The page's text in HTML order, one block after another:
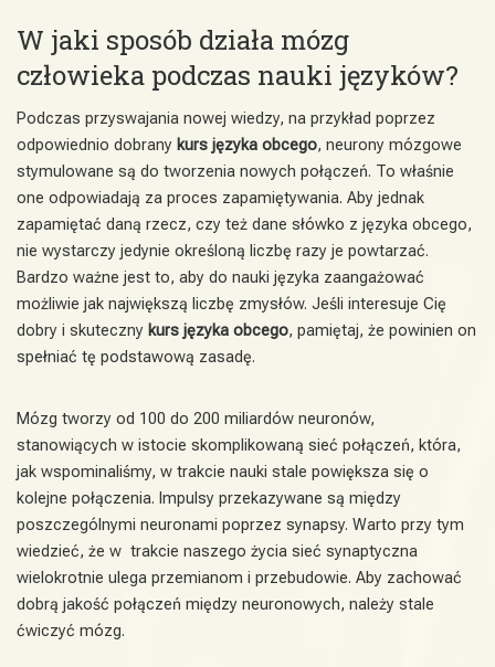
W jaki sposób działa mózg
człowieka podczas nauki języków?
Podczas przyswajania nowej wiedzy, na przykład poprzez
odpowiednio dobrany kurs języka obcego, neurony mózgowe
stymulowane są do tworzenia nowych połączeń. To właśnie
one odpowiadają za proces zapamiętywania. Aby jednak
zapamiętać daną rzecz, czy też dane słówko z języka obcego,
nie wystarczy jedynie określoną liczbę razy je powtarzać.
Bardzo ważne jest to, aby do nauki języka zaangażować
możliwie jak największą liczbę zmysłów. Jeśli interesuje Cię
dobry i skuteczny kurs języka obcego, pamiętaj, że powinien on
spełniać tę podstawową zasadę.
Mózg tworzy od 100 do 200 miliardów neuronów,
stanowiących w istocie skomplikowaną sieć połączeń, która,
jak wspominaliśmy, w trakcie nauki stale powiększa się o
kolejne połączenia. Impulsy przekazywane są między
poszczególnymi neuronami poprzez synapsy. Warto przy tym
wiedzieć, że w trakcie naszego życia sieć synaptyczna
wielokrotnie ulega przemianom i przebudowie. Aby zachować
dobrą jakość połączeń między neuronowych, należy stale
ćwiczyć mózg.